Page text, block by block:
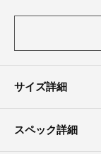
【二の腕】【バスト】
せてくれます。
サイズ詳細
スペック詳細